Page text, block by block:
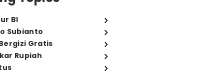
BI
Subianto
Gratis
Rupiah